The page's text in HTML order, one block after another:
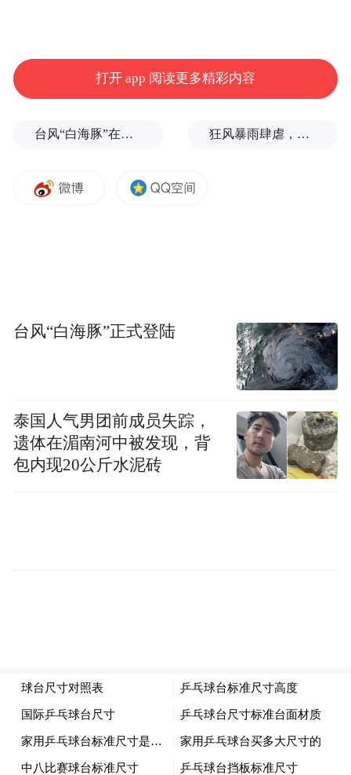
法自然’的理念与现代教育‘以人为本’的理念
高度契合，对培养学生良好品德、涵养教师
职业素养具有重要启示。我们将把老子道德
智慧融入教育教学全过程，引导师生从经典
中汲取力量，提升道德素养，让传统美德在
校园中代代相传。”周口市六一路小学副校长
“特别声明：以上作品内容(包括在内的视频、图片或音
频)为凤凰网旗下自媒体平台“大风号”用户上传并发
Notice: The content above (including the videos,
pictures and audios if any) is uploaded and posted
打开 app 阅读更多精彩内容
台风“白海豚”在浙江玉环登陆，大片树木被吹倒 狂风暴雨肆虐，台州一家电厂遭受猛烈冲击
台风“白海豚”正式登陆
泰国人气男团前成员失踪，
遗体在湄南河中被发现，背
包内现20公斤水泥砖